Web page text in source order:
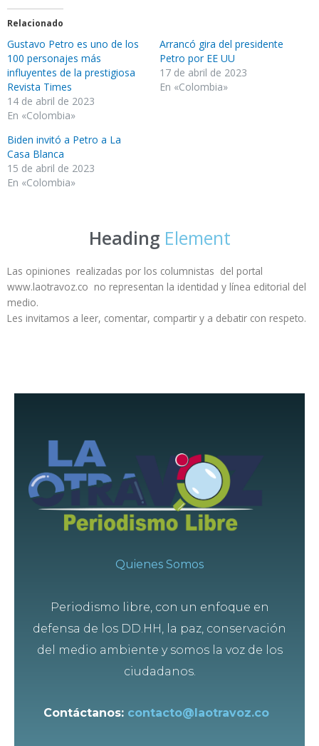
Relacionado
Gustavo Petro es uno de los
100 personajes más
influyentes de la prestigiosa
Revista Times
14 de abril de 2023
En «Colombia»
Arrancó gira del presidente
Petro por EE UU
17 de abril de 2023
En «Colombia»
Biden invitó a Petro a La
Casa Blanca
15 de abril de 2023
En «Colombia»
Heading Element
Las opiniones realizadas por los columnistas del portal
www.laotravoz.co no representan la identidad y línea editorial del
medio.
Les invitamos a leer, comentar, compartir y a debatir con respeto.
Quienes Somos
Periodismo libre, con un enfoque en
defensa de los DD.HH, la paz, conservación
del medio ambiente y somos la voz de los
ciudadanos.
Contáctanos: contacto@laotravoz.co